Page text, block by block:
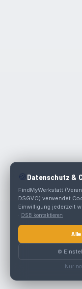
🍪 Datenschutz &
FindMyWerkstatt
DSGVO) verwendet
Einwilligung jederzeit
· DSB kontaktieren
⚙️
Nur